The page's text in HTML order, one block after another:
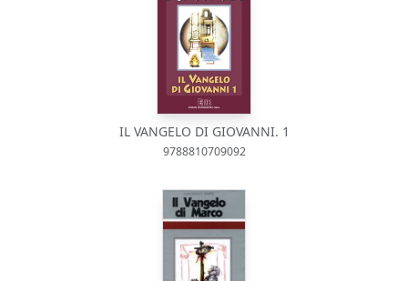
IL VANGELO DI GIOVANNI. 1
9788810709092